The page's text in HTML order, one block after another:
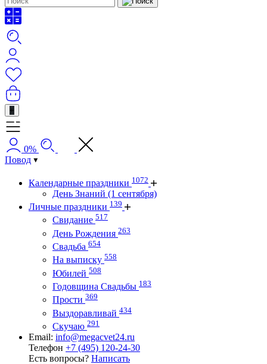
+
0%
Повод
Календарные праздники 1072
День Знаний (1 сентября)
Личные праздники 139
Свидание 517
День Рождения 263
Свадьба 654
На выписку 558
Юбилей 508
Годовщина Свадьбы 183
Прости 369
Выздоравливай 434
Скучаю 291
Email: info@megacvet24.ru
Телефон +7 (495) 120-24-30
Есть вопросы? Написать